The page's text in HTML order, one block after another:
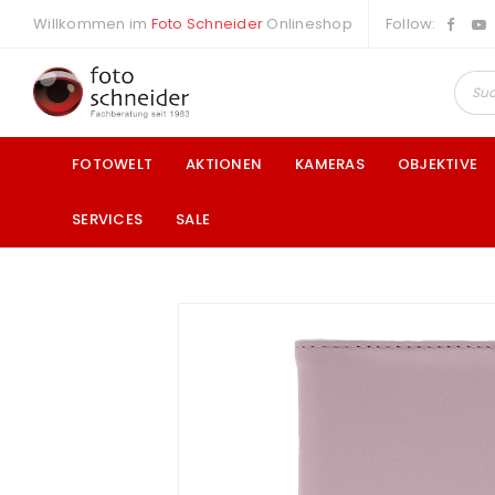
Willkommen im Foto Schneider Onlineshop Follow:
FOTOWELT AKTIONEN KAMERAS OBJEKTIVE
SERVICES SALE